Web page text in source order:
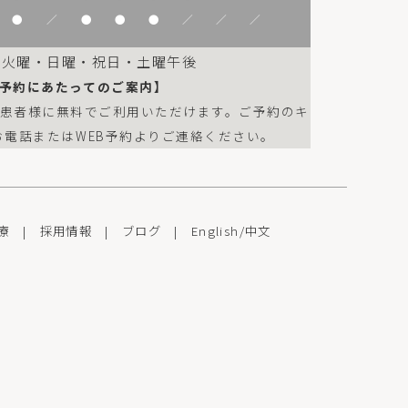
● ／ ● ● ● ／ ／ ／
曜・日曜・祝日・土曜午後
予約にあたってのご案内】
者様に無料でご利用いただけます。ご予約のキ
話またはWEB予約よりご連絡ください。
| 採用情報 | ブログ | English /中文